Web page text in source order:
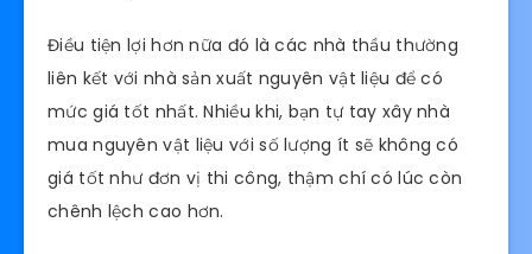
Kiểm soát được chi phí, không sợ
phát sinh cao